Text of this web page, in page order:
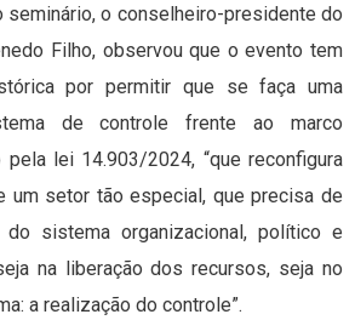
seminário, o conselheiro-presidente do
Filho, observou que o evento tem
por permitir que se faça uma
de controle frente ao marco
lei 14.903/2024, “que reconfigura
um setor tão especial, que precisa de
sistema organizacional, político e
na liberação dos recursos, seja no
a realização do controle”.